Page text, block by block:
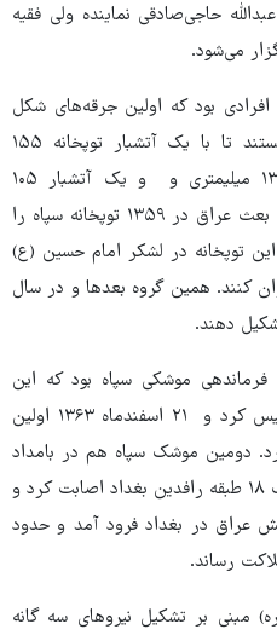
حاجی‌صادقی نماینده ولی فقیه
می‌شود.
بود که اولین جرقه‌های شکل
گیری توپخانه سپاه را زدند و توانستند تا با یک آتشبار توپخانه ۱۵۵
میلی‌متری کششی، یک توپخانه ۱۳۰ میلیمتری و و یک آتشبار ۱۰۵
میلی‌متری پرتغالی غنیمیتی از ارتش بعث عراق در ۱۳۵۹ توپخانه سپاه را
توپخانه در لشکر امام حسین (ع)
کنند. همین گروه بعدها و در سال
موشکی سپاه بود که این
واحد را در آبان‌ماه سال ۱۳۶۲ تاسیس کرد و ۲۱ اسفندماه ۱۳۶۳ اولین
دومین موشک سپاه هم در بامداد
روز ۲۳ اسفندماه سال ۱۳۶۴ به بانک ۱۸ طبقه رافدین بغداد اصابت کرد و
عراق در بغداد فرود آمد و حدود
مبنی بر تشکیل نیروهای سه گانه